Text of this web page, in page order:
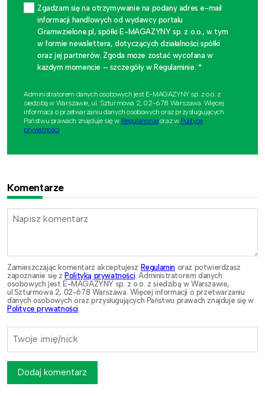
Zgadzam się na otrzymywanie na podany adres e-mail
informacji handlowych od wydawcy portalu
Gramwzielone.pl, spółki E-MAGAZYNY sp. z o.o., w tym
w formie newslettera, dotyczących działalności spółki
oraz jej partnerów. Zgoda może zostać wycofana w
każdym momencie – szczegóły w Regulaminie. *
Administratorem danych osobowych jest E-MAGAZYNY sp. z o.o. z
siedzibą w Warszawie, ul. Szturmowa 2, 02-678 Warszawa. Więcej
informacji o przetwarzaniu danych osobowych oraz przysługujących
Państwu prawach znajduje się w Regulaminieoraz w Polityce
prywatności.
Komentarze
Zamieszczając komentarz akceptujesz Regulamin oraz potwierdzasz
zapoznanie się zPolityką prywatności . Administratorem danych
osobowych jest E-MAGAZYNY sp. z o.o. z siedzibą w Warszawie,
ul.Szturmowa 2, 02-678 Warszawa. Więcej informacji o przetwarzaniu
danych osobowych oraz przysługujących Państwu prawach znajduje się w
Polityce prywatności
Dodaj komentarz